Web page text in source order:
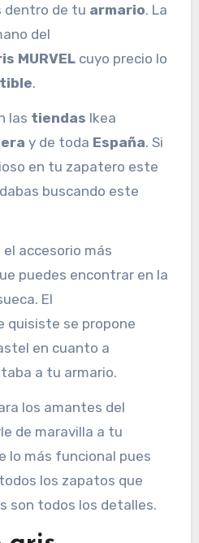
dentro de tu armario. La
del
MURVEL cuyo precio lo
.
las tiendas Ikea
y de toda España. Si
en tu zapatero este
buscando este
accesorio más
puedes encontrar en la
El
quisiste se propone
en cuanto a
a tu armario.
los amantes del
de maravilla a tu
lo más funcional pues
los zapatos que
son todos los detalles.